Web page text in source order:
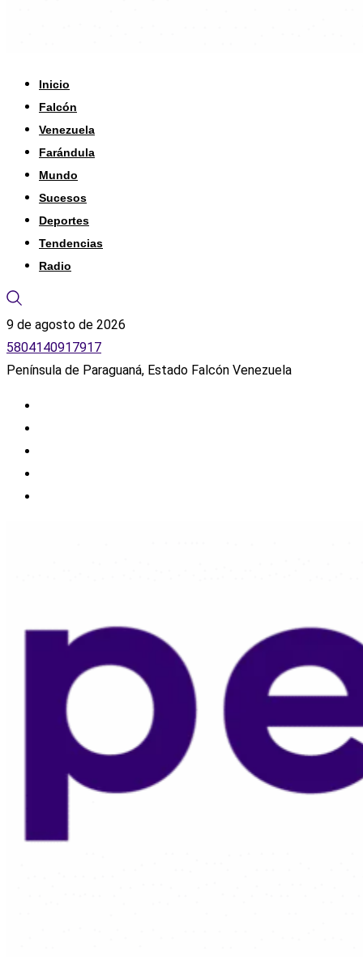
Inicio
Falcón
Venezuela
Farándula
Mundo
Sucesos
Deportes
Tendencias
Radio
9 de agosto de 2026
5804140917917
Península de Paraguaná, Estado Falcón Venezuela